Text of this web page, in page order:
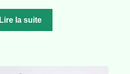
Lire la suite